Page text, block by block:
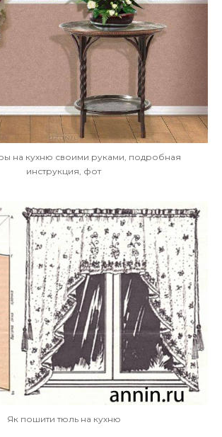
на кухню своими руками, подробная
инструкция, фот
Як пошити тюль на кухню